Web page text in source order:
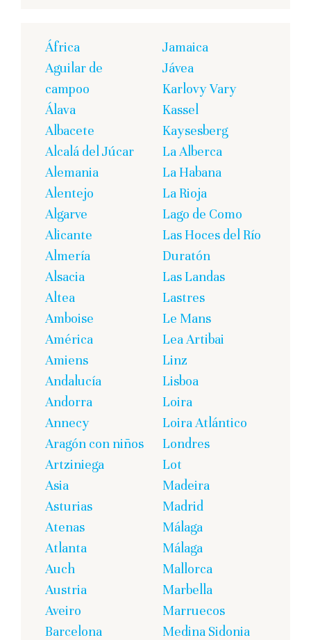
África
Aguilar de
campoo
Álava
Albacete
Alcalá del Júcar
Alemania
Alentejo
Algarve
Alicante
Almería
Alsacia
Altea
Amboise
América
Amiens
Andalucía
Andorra
Annecy
Aragón con niños
Artziniega
Asia
Asturias
Atenas
Atlanta
Auch
Austria
Aveiro
Barcelona
Jamaica
Jávea
Karlovy Vary
Kassel
Kaysesberg
La Alberca
La Habana
La Rioja
Lago de Como
Las Hoces del Río
Duratón
Las Landas
Lastres
Le Mans
Lea Artibai
Linz
Lisboa
Loira
Loira Atlántico
Londres
Lot
Madeira
Madrid
Málaga
Málaga
Mallorca
Marbella
Marruecos
Medina Sidonia